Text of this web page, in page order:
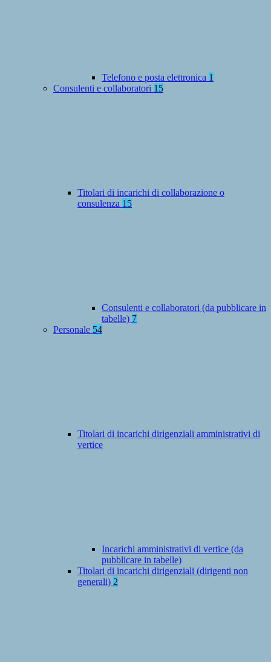
Telefono e posta elettronica 1
Consulenti e collaboratori 15
Titolari di incarichi di collaborazione o
consulenza 15
Consulenti e collaboratori (da pubblicare in
tabelle) 7
Personale 54
Titolari di incarichi dirigenziali amministrativi di
vertice
Incarichi amministrativi di vertice (da
pubblicare in tabelle)
Titolari di incarichi dirigenziali (dirigenti non
generali) 2